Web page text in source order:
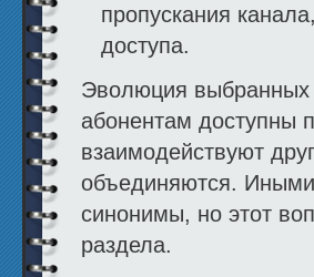
пропускания
доступа.
Эволюция выбранных
абонентам доступны
взаимодействуют
объединяются. Иными
синонимы, но этот
раздела.